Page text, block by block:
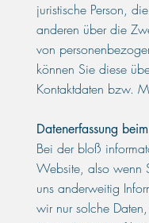
juristische Person,
anderen über die
von
können Sie diese
Kontaktdaten bzw.
Datenerfassung
Bei der bloß
Website, also wenn
uns anderweitig
wir nur solche